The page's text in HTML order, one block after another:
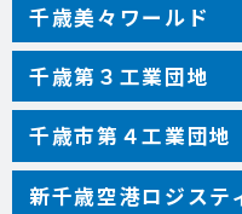
千歳美々ワールド
千歳第３工業団地
千歳市第４工業団地
新千歳空港ロジステ